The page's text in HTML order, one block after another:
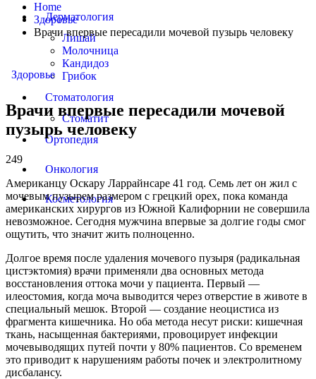
Дерматология
Лишай
Молочница
Кандидоз
Грибок
Стоматология
Стоматит
Ортопедия
Онкология
Косметология
Home
Здоровье
Врачи впервые пересадили мочевой пузырь человеку
Здоровье
Врачи впервые пересадили мочевой
пузырь человеку
249
Американцу Оскару Ларрайнсарe 41 год. Семь лет он жил с
мочевым пузырем размером с грецкий орех, пока команда
американских хирургов из Южной Калифорнии не совершила
невозможное. Сегодня мужчина впервые за долгие годы смог
ощутить, что значит жить полноценно.
Долгое время после удаления мочевого пузыря (радикальная
цистэктомия) врачи применяли два основных метода
восстановления оттока мочи у пациента. Первый —
илеостомия, когда моча выводится через отверстие в животе в
специальный мешок. Второй — создание неоцистиса из
фрагмента кишечника. Но оба метода несут риски: кишечная
ткань, насыщенная бактериями, провоцирует инфекции
мочевыводящих путей почти у 80% пациентов. Со временем
это приводит к нарушениям работы почек и электролитному
дисбалансу.